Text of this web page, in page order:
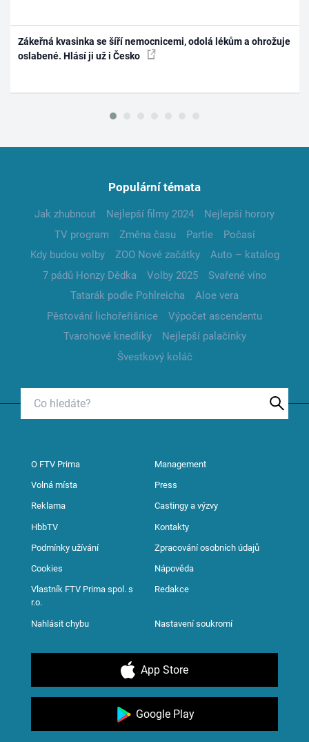
Zákeřná kvasinka se šíří nemocnicemi, odolá lékům a ohrožuje
oslabené. Hlásí ji už i Česko
Populární témata
Jak zhubnout Nejlepší filmy 2024
Nejlepší horory
TV program
Změna času Partie
Počasí
Kdy budou volby
ZOO Nové začátky
Auto – katalog
7 pádů Honzy Dědka
Volby 2025
Svařené víno
Tatarák podle Pohlreicha
Aloe vera
Pěstování lichořeřišnice
Výpočet ascendentu
Tvarohové knedlíky
Nejlepší palačinky
Švestkový koláč
O FTV Prima Management
Volná místa Press
Reklama Castingy a výzvy
HbbTV Kontakty
Podmínky užívání Zpracování osobních údajů
Cookies Nápověda
Vlastník FTV Prima spol. s
r.o.
Redakce
Nahlásit chybu Nastavení soukromí
App Store
Google Play